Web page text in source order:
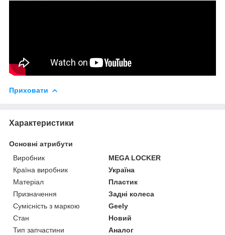
Приховати
Характеристики
Основні атрибути
Виробник
MEGA LOCKER
Країна виробник
Україна
Матеріал
Пластик
Призначення
Задні колеса
Сумісність з маркою
Geely
Стан
Новий
Тип запчастини
Аналог